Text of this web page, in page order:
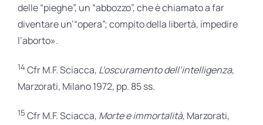
delle “pieghe”, un “abbozzo”, che è chiamato a far
diventare un’“opera”; compito della libertà, impedire
l’aborto».
14Cfr M.F. Sciacca, L’oscuramento dell’intelligenza,
Marzorati, Milano 1972, pp. 85 ss.
15 Cfr M.F. Sciacca, Morte e immortalità, Marzorati,